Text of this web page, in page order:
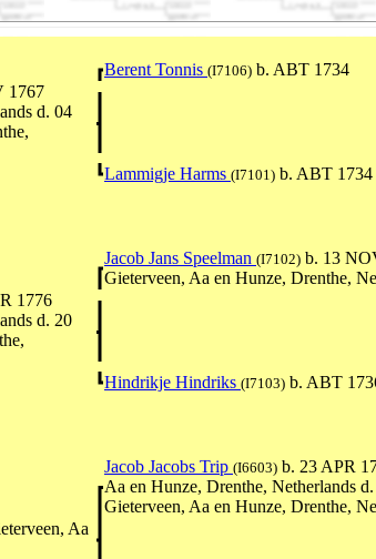
Berent Tonnis (I7106) b. ABT 1734
1767
d. 04
Lammigje Harms (I7101) b. ABT 1734
Jacob Jans Speelman (I7102) b. 13
Gieterveen, Aa en Hunze, Drenthe,
1776
d. 20
Hindrikje Hindriks (I7103) b. ABT
Jacob Jacobs Trip (I6603) b. 23 APR
Aa en Hunze, Drenthe, Netherlands
Gieterveen, Aa en Hunze, Drenthe,
Aa